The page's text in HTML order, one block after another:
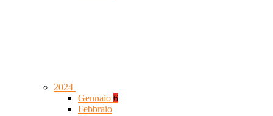
2024
Gennaio 6
Febbraio